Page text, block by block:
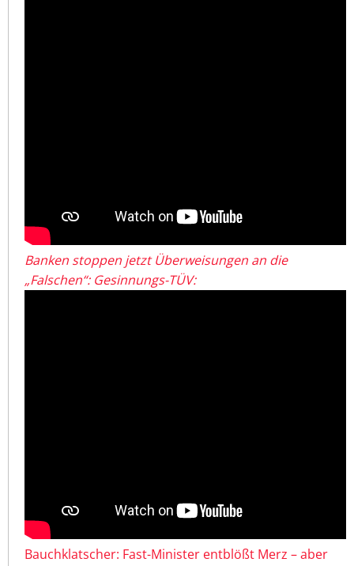
Banken stoppen jetzt Überweisungen an die
„Falschen“: Gesinnungs-TÜV:
Bauchklatscher: Fast-Minister entblößt Merz – aber